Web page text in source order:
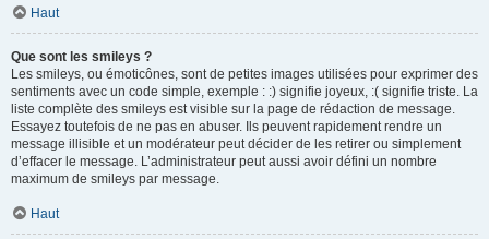
Haut
Que sont les smileys ?
Les smileys, ou émoticônes, sont de petites images utilisées pour exprimer des
sentiments avec un code simple, exemple : :) signifie joyeux, :( signifie triste. La
liste complète des smileys est visible sur la page de rédaction de message.
Essayez toutefois de ne pas en abuser. Ils peuvent rapidement rendre un
message illisible et un modérateur peut décider de les retirer ou simplement
d’effacer le message. L’administrateur peut aussi avoir défini un nombre
maximum de smileys par message.
Haut